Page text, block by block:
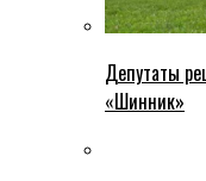
Депутаты
«Шинник»